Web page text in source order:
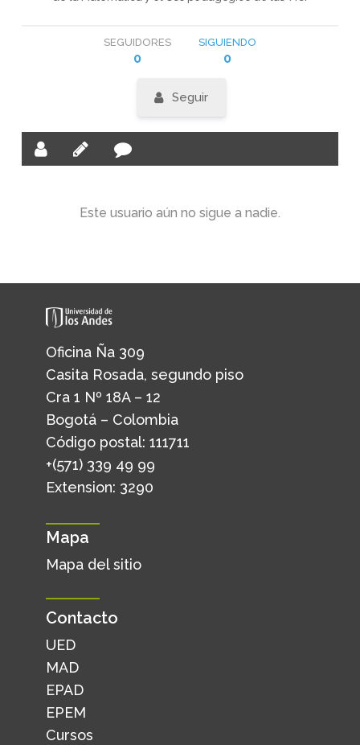
SEGUIDORES
0
SIGUIENDO
0
Seguir
Este usuario aún no sigue a nadie.
Oficina Ña 309
Casita Rosada, segundo piso
Cra 1 Nº 18A – 12
Bogotá – Colombia
Código postal: 111711
+(571) 339 49 99
Extension: 3290
Mapa
Mapa del sitio
Contacto
UED
MAD
EPAD
EPEM
Cursos